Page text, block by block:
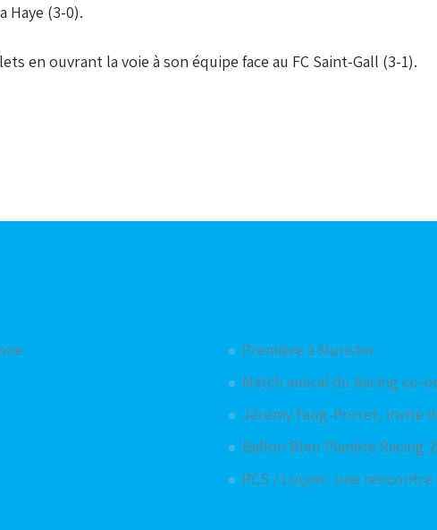
Haye (3-0).
en ouvrant la voie à son équipe face au FC Saint-Gall (3-1).
Première à Munster
Match amical du Racing co-
Jérémy Faug-Porret, invité
Ballon Bleu Planète Racing
RCS / Luçon : une rencontre